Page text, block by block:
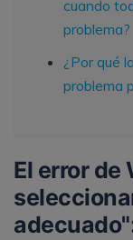
cuando
problema?
¿Por qué
problema
El error de